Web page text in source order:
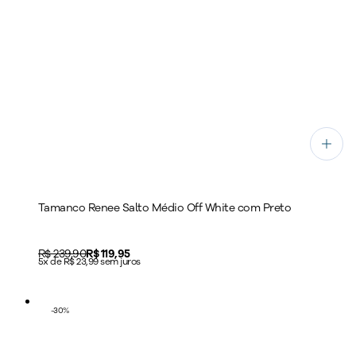
Tamanco Renee Salto Médio Off White com Preto
Original price:
R$ 239,90Price:
R$ 119,95
5x de R$ 23,99 sem juros
-30%